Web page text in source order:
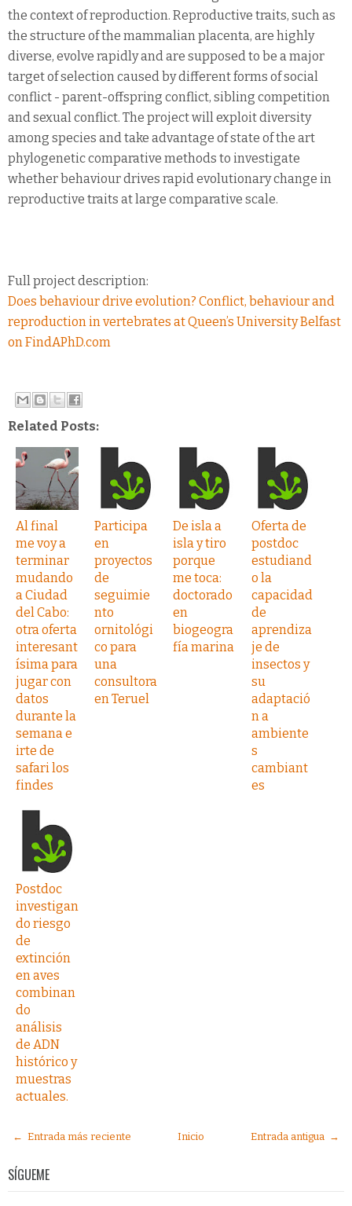
the context of reproduction. Reproductive traits, such as
the structure of the mammalian placenta, are highly
diverse, evolve rapidly and are supposed to be a major
target of selection caused by different forms of social
conflict - parent-offspring conflict, sibling competition
and sexual conflict. The project will exploit diversity
among species and take advantage of state of the art
phylogenetic comparative methods to investigate
whether behaviour drives rapid evolutionary change in
reproductive traits at large comparative scale.
Full project description:
Does behaviour drive evolution? Conflict, behaviour and
reproduction in vertebrates at Queen’s University Belfast
on FindAPhD.com
Related Posts:
Al final
me voy a
terminar
mudando
a Ciudad
del Cabo:
otra oferta
interesant
ísima para
jugar con
datos
durante la
semana e
irte de
safari los
findes
Participa
en
proyectos
de
seguimie
nto
ornitológi
co para
una
consultora
en Teruel
De isla a
isla y tiro
porque
me toca:
doctorado
en
biogeogra
fía marina
Oferta de
postdoc
estudiand
o la
capacidad
de
aprendiza
je de
insectos y
su
adaptació
n a
ambiente
s
cambiant
es
Postdoc
investigan
do riesgo
de
extinción
en aves
combinan
do
análisis
de ADN
histórico y
muestras
actuales.
← Entrada más reciente Entrada antigua →
Inicio
SÍGUEME